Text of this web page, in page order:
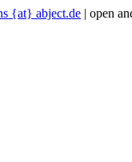
{at} abject.de | open